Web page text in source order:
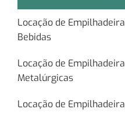
Locação de
Bebidas
Locação de
Metalúrgicas
Locação de